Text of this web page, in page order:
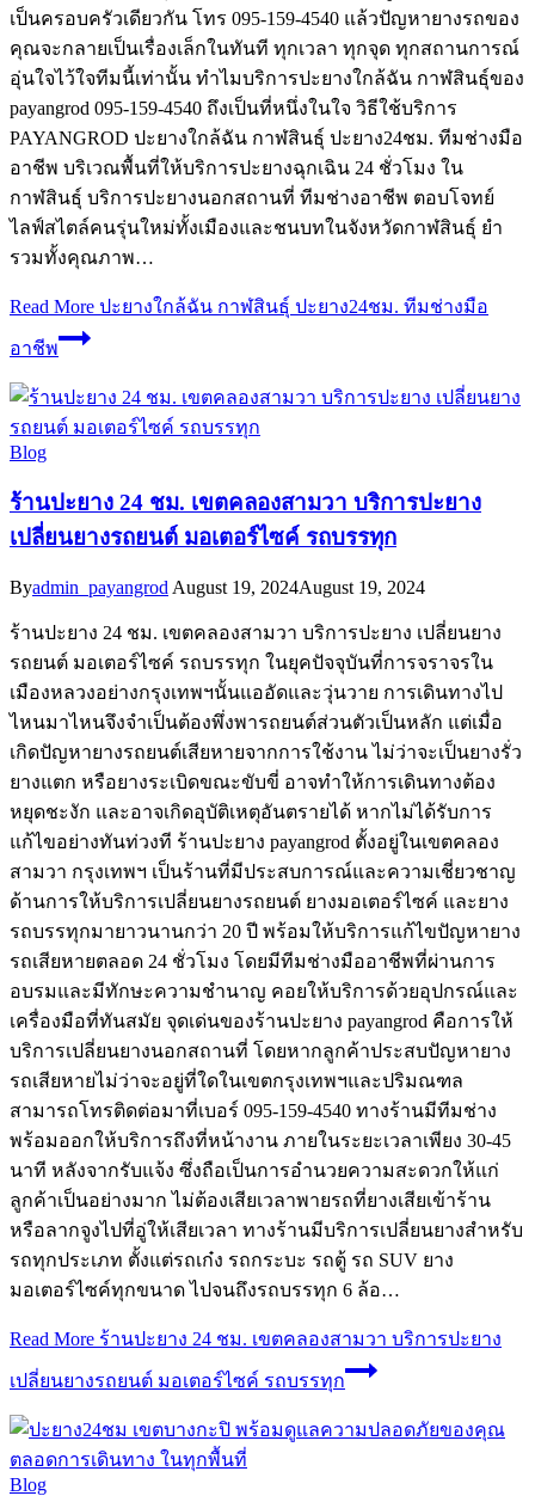
เป็นครอบครัวเดียวกัน โทร 095-159-4540 แล้วปัญหายางรถของ
คุณจะกลายเป็นเรื่องเล็กในทันที ทุกเวลา ทุกจุด ทุกสถานการณ์
อุ่นใจไว้ใจทีมนี้เท่านั้น ทำไมบริการปะยางใกล้ฉัน กาฬสินธุ์ของ
payangrod 095-159-4540 ถึงเป็นที่หนึ่งในใจ วิธีใช้บริการ
PAYANGROD ปะยางใกล้ฉัน กาฬสินธุ์ ปะยาง24ชม. ทีมช่างมือ
อาชีพ บริเวณพื้นที่ให้บริการปะยางฉุกเฉิน 24 ชั่วโมง ใน
กาฬสินธุ์ บริการปะยางนอกสถานที่ ทีมช่างอาชีพ ตอบโจทย์
ไลฟ์สไตล์คนรุ่นใหม่ทั้งเมืองและชนบทในจังหวัดกาฬสินธุ์ ยำ
รวมทั้งคุณภาพ…
Read More ปะยางใกล้ฉัน กาฬสินธุ์ ปะยาง24ชม. ทีมช่างมือ
อาชีพ
Blog
ร้านปะยาง 24 ชม. เขตคลองสามวา บริการปะยาง
เปลี่ยนยางรถยนต์ มอเตอร์ไซค์ รถบรรทุก
Byadmin_payangrod August 19, 2024August 19, 2024
ร้านปะยาง 24 ชม. เขตคลองสามวา บริการปะยาง เปลี่ยนยาง
รถยนต์ มอเตอร์ไซค์ รถบรรทุก ในยุคปัจจุบันที่การจราจรใน
เมืองหลวงอย่างกรุงเทพฯนั้นแออัดและวุ่นวาย การเดินทางไป
ไหนมาไหนจึงจำเป็นต้องพึ่งพารถยนต์ส่วนตัวเป็นหลัก แต่เมื่อ
เกิดปัญหายางรถยนต์เสียหายจากการใช้งาน ไม่ว่าจะเป็นยางรั่ว
ยางแตก หรือยางระเบิดขณะขับขี่ อาจทำให้การเดินทางต้อง
หยุดชะงัก และอาจเกิดอุบัติเหตุอันตรายได้ หากไม่ได้รับการ
แก้ไขอย่างทันท่วงที ร้านปะยาง payangrod ตั้งอยู่ในเขตคลอง
สามวา กรุงเทพฯ เป็นร้านที่มีประสบการณ์และความเชี่ยวชาญ
ด้านการให้บริการเปลี่ยนยางรถยนต์ ยางมอเตอร์ไซค์ และยาง
รถบรรทุกมายาวนานกว่า 20 ปี พร้อมให้บริการแก้ไขปัญหายาง
รถเสียหายตลอด 24 ชั่วโมง โดยมีทีมช่างมืออาชีพที่ผ่านการ
อบรมและมีทักษะความชำนาญ คอยให้บริการด้วยอุปกรณ์และ
เครื่องมือที่ทันสมัย จุดเด่นของร้านปะยาง payangrod คือการให้
บริการเปลี่ยนยางนอกสถานที่ โดยหากลูกค้าประสบปัญหายาง
รถเสียหายไม่ว่าจะอยู่ที่ใดในเขตกรุงเทพฯและปริมณฑล
สามารถโทรติดต่อมาที่เบอร์ 095-159-4540 ทางร้านมีทีมช่าง
พร้อมออกให้บริการถึงที่หน้างาน ภายในระยะเวลาเพียง 30-45
นาที หลังจากรับแจ้ง ซึ่งถือเป็นการอำนวยความสะดวกให้แก่
ลูกค้าเป็นอย่างมาก ไม่ต้องเสียเวลาพายรถที่ยางเสียเข้าร้าน
หรือลากจูงไปที่อู่ให้เสียเวลา ทางร้านมีบริการเปลี่ยนยางสำหรับ
รถทุกประเภท ตั้งแต่รถเก๋ง รถกระบะ รถตู้ รถ SUV ยาง
มอเตอร์ไซค์ทุกขนาด ไปจนถึงรถบรรทุก 6 ล้อ…
Read More ร้านปะยาง 24 ชม. เขตคลองสามวา บริการปะยาง
เปลี่ยนยางรถยนต์ มอเตอร์ไซค์ รถบรรทุก
Blog